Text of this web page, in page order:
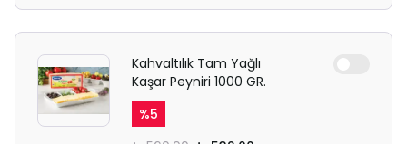
Kahvaltılık Tam Yağlı
Kaşar Peyniri 1000 GR.
%5